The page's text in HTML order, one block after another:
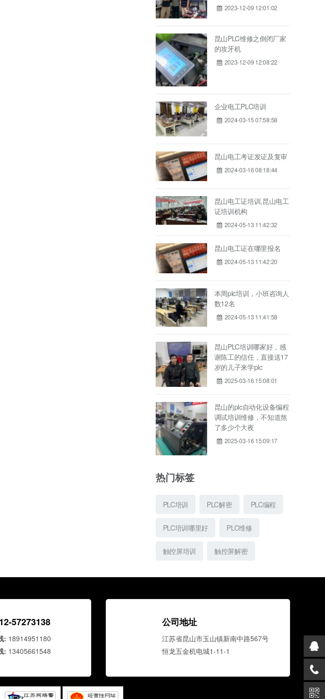
2023-12-09 12:01:02
昆山PLC维修之倒闭厂家
的攻牙机
2023-12-09 12:08:22
企业电工PLC培训
2024-03-15 07:58:58
昆山电工考证发证及复审
2024-03-16 08:18:44
昆山电工证培训,昆山电工
证培训机构
2024-05-13 11:42:32
昆山电工证在哪里报名
2024-05-13 11:42:20
本周plc培训，小班咨询人
数12名
2024-05-13 11:41:58
昆山PLC培训哪家好，感
谢陈工的信任，直接送17
岁的儿子来学plc
2025-03-16 15:08:01
昆山的plc自动化设备编程
调试培训维修，不知道熬
了多少个大夜
2025-03-16 15:09:17
热门标签
PLC培训 PLC解密 PLC编程
PLC培训哪里好 PLC维修
触控屏培训 触控屏解密
57273138
: 18914951180
: 13405661548
公司地址
江苏省昆山市玉山镇新南中路567号
恒龙五金机电城1-11-1